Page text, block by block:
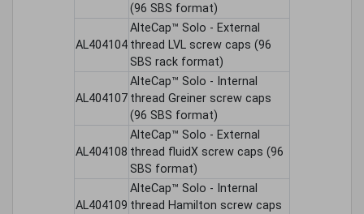
(96 SBS format)
AL404104
AlteCap™ Solo - External
thread LVL screw caps (96
SBS rack format)
AL404107
AlteCap™ Solo - Internal
thread Greiner screw caps
(96 SBS format)
AL404108
AlteCap™ Solo - External
thread fluidX screw caps (96
SBS format)
AL404109
AlteCap™ Solo - Internal
thread Hamilton screw caps